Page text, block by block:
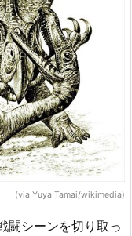
(via Yuya Tamai/wikimedia)
闘シーンを切り取っ